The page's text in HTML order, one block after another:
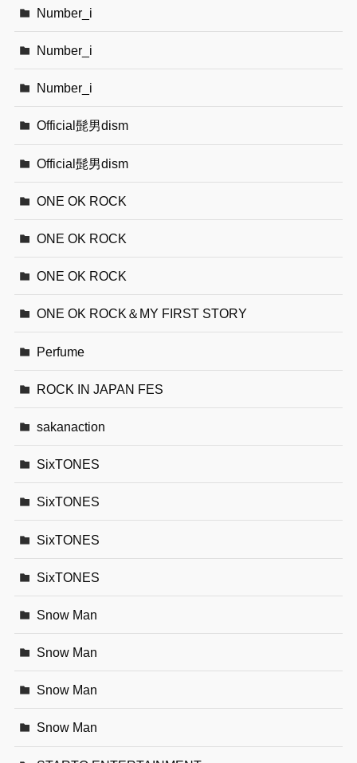
Number_i
Number_i
Number_i
Official髭男dism
Official髭男dism
ONE OK ROCK
ONE OK ROCK
ONE OK ROCK
ONE OK ROCK＆MY FIRST STORY
Perfume
ROCK IN JAPAN FES
sakanaction
SixTONES
SixTONES
SixTONES
SixTONES
Snow Man
Snow Man
Snow Man
Snow Man